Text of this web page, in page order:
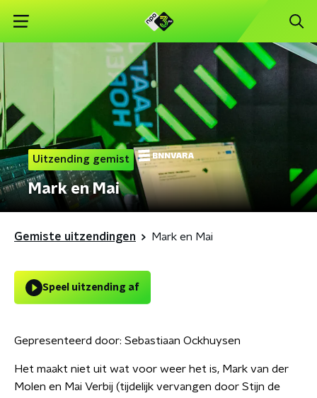
Uitzending gemist
Mark en Mai
Gemiste uitzendingen Mark en Mai
Speel uitzending af
Gepresenteerd door: Sebastiaan Ockhuysen
Het maakt niet uit wat voor weer het is, Mark van der
Molen en Mai Verbij (tijdelijk vervangen door Stijn de